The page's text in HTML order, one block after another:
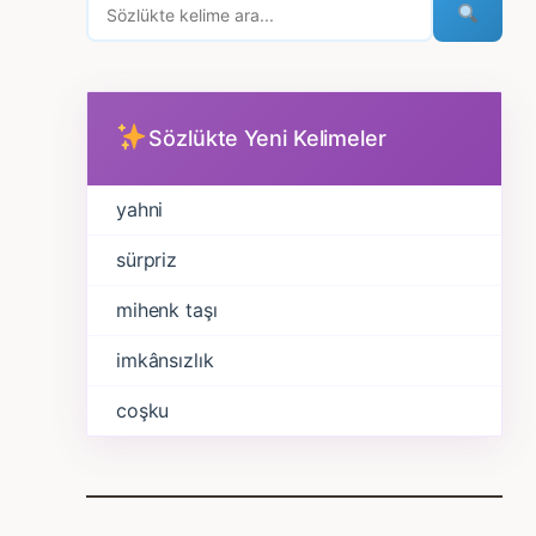
Sözlükte Yeni Kelimeler
yahni
sürpriz
mihenk taşı
imkânsızlık
coşku